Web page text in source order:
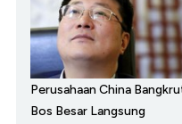
Perusahaan China
Bos Besar Langsung